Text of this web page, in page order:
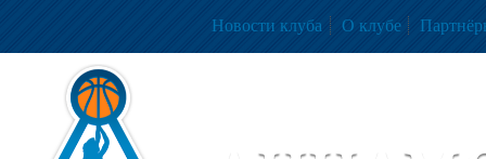
Новости клуба О клубе